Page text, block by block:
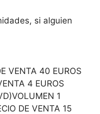
si alguien
VENTA 40 EUROS
4 EUROS
1
DE VENTA 15